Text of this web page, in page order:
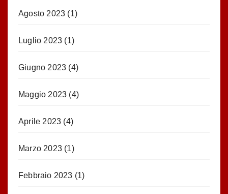
Agosto 2023 (1)
Luglio 2023 (1)
Giugno 2023 (4)
Maggio 2023 (4)
Aprile 2023 (4)
Marzo 2023 (1)
Febbraio 2023 (1)